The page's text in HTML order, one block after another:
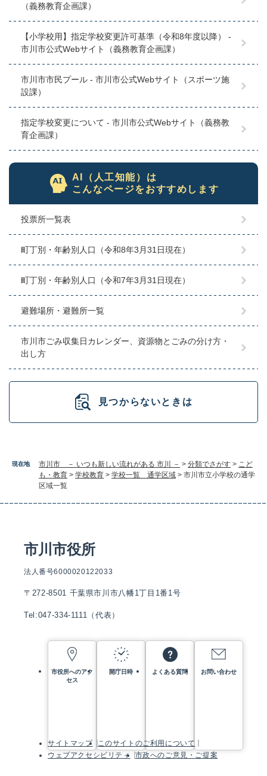
現在地 市川市 － いつも新しい流れがある 市川 － > 分類でさがす > こど
も・教育 > 学校教育 > 学校一覧 通学区域 > 市川市立小学校の通学
区域一覧
（義務教育企画課）
【小学校用】指定学校変更許可基準（令和8年度以降） -
市川市公式Webサイト（義務教育企画課）
市川市市民プール - 市川市公式Webサイト（スポーツ施
設課）
指定学校変更について - 市川市公式Webサイト（義務教
育企画課）
AI（人工知能）は
こんなページをおすすめします
投票所一覧表
町丁別・年齢別人口（令和8年3月31日現在）
町丁別・年齢別人口（令和7年3月31日現在）
避難場所・避難所一覧
市川市ごみ収集日カレンダー、資源物とごみの分け方・
出し方
見つからないときは
市川市役所
法人番号6000020122033
〒272-8501 千葉県市川市八幡1丁目1番1号
Tel:047-334-1111（代表）
市役所へのアク
セス
開庁日時 よくある質問 お問い合わせ
サイトマップ
このサイトのご利用について
ウェブアクセシビリティ
市政へのご意見・ご提案